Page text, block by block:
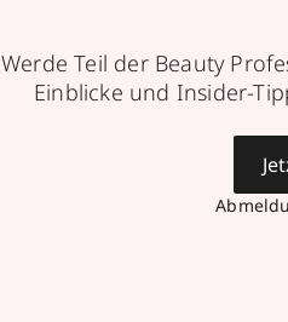
Werde Teil der Beauty
Einblicke und Insider-